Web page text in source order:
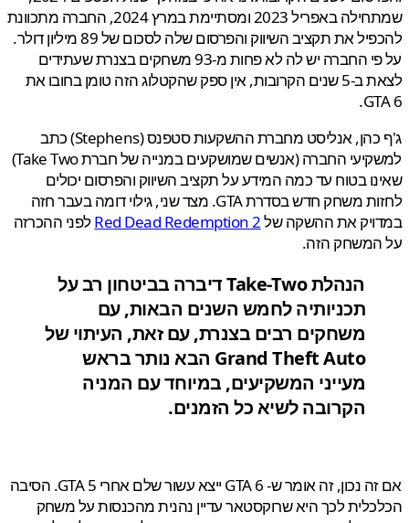
שמתחילה באפריל 2023 ומסתיימת במרץ 2024, החברה מתכוונת
להכפיל את תקציב השיווק והפרסום שלה לסכום של 89 מיליון דולר.
על פי החברה יש לה לא פחות מ-93 משחקים בצנרת שעתידים
לצאת ב-5 שנים הקרובות, אין ספק שהקטלוג הזה טומן בחובו את
ג'ף כהן, אנליסט מחברת ההשקעות סטפנס (Stephens) כתב
למשקיעי החברה (אנשים שמושקעים במנייה של חברת Take Two)
בטוח עד כמה המידע על תקציב השיווק והפרסום יכולים
לחזות משחק חדש בסדרת GTA. מצד שני, גילוי דומה בעבר חזה
את ההשקה שלRed Dead Redemption 2 לפני ההכרזה
הזה.
הנהלת Take-Two דיברה בביטחון רב על
תכניותיה לחמש השנים הבאות, עם
משחקים רבים בצנרת, עם זאת, העיתוי של
Grand Theft Auto הבא נותר בראש
מעייני המשקיעים, במיוחד עם המניה
הקרובה לשיא כל הזמנים.
אם זה נכון, זה אומר ש- GTA 6 ייצא עשור שלם אחרי GTA 5. הסיבה
לכך היא שרוקסטאר עדיין נהנית מהכנסות על משחק